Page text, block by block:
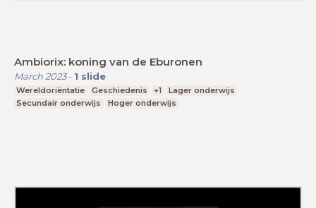
Ambiorix: koning van de Eburonen
March 2023- 1 slide
Wereldoriëntatie Geschiedenis +1
Lager onderwijs
Secundair onderwijs
Hoger onderwijs